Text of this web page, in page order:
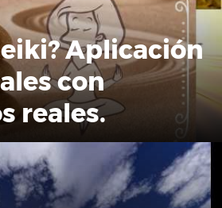
Aplicación
con
reales.